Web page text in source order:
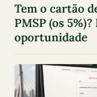
Tem o cartão
PMSP (os
oportunidade